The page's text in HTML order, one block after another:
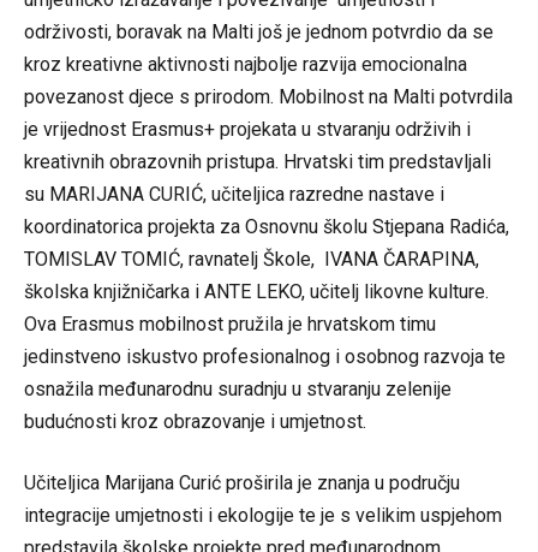
održivosti, boravak na Malti još je jednom potvrdio da se
kroz kreativne aktivnosti najbolje razvija emocionalna
povezanost djece s prirodom. Mobilnost na Malti potvrdila
je vrijednost Erasmus+ projekata u stvaranju održivih i
kreativnih obrazovnih pristupa. Hrvatski tim predstavljali
su MARIJANA CURIĆ, učiteljica razredne nastave i
koordinatorica projekta za Osnovnu školu Stjepana Radića,
TOMISLAV TOMIĆ, ravnatelj Škole, IVANA ČARAPINA,
školska knjižničarka i ANTE LEKO, učitelj likovne kulture.
Ova Erasmus mobilnost pružila je hrvatskom timu
jedinstveno iskustvo profesionalnog i osobnog razvoja te
osnažila međunarodnu suradnju u stvaranju zelenije
budućnosti kroz obrazovanje i umjetnost.
Učiteljica Marijana Curić proširila je znanja u području
integracije umjetnosti i ekologije te je s velikim uspjehom